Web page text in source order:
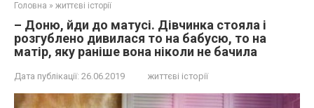
Головна » життєві історії
– Доню, йди до матусі. Дівчинка стояла і
розгублено дивилася то на бабусю, то на
матір, яку раніше вона ніколи не бачила
Дата публікації: 26.06.2019 життєві історії